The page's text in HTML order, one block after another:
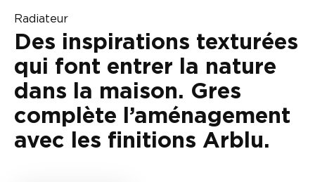
Radiateur
Des inspirations texturées
qui font entrer la nature
dans la maison. Gres
complète l’aménagement
avec les finitions Arblu.